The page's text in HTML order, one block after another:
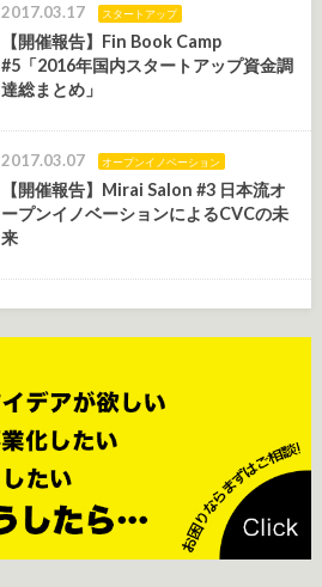
2017.03.17 スタートアップ
【開催報告】Fin Book Camp
#5「2016年国内スタートアップ資金調
達総まとめ」
2017.03.07 オープンイノベーション
【開催報告】Mirai Salon #3 日本流オ
ープンイノベーションによるCVCの未
来